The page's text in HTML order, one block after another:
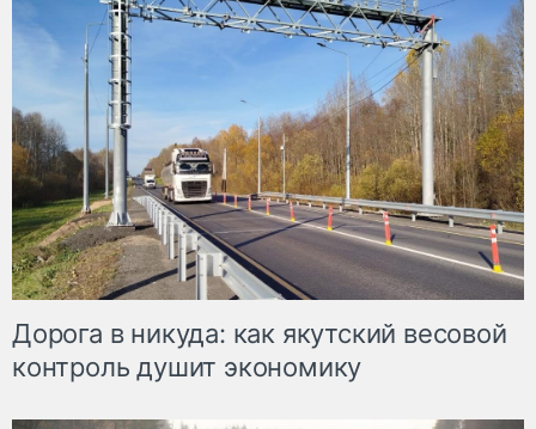
Дорога в никуда: как якутский весовой
контроль душит экономику